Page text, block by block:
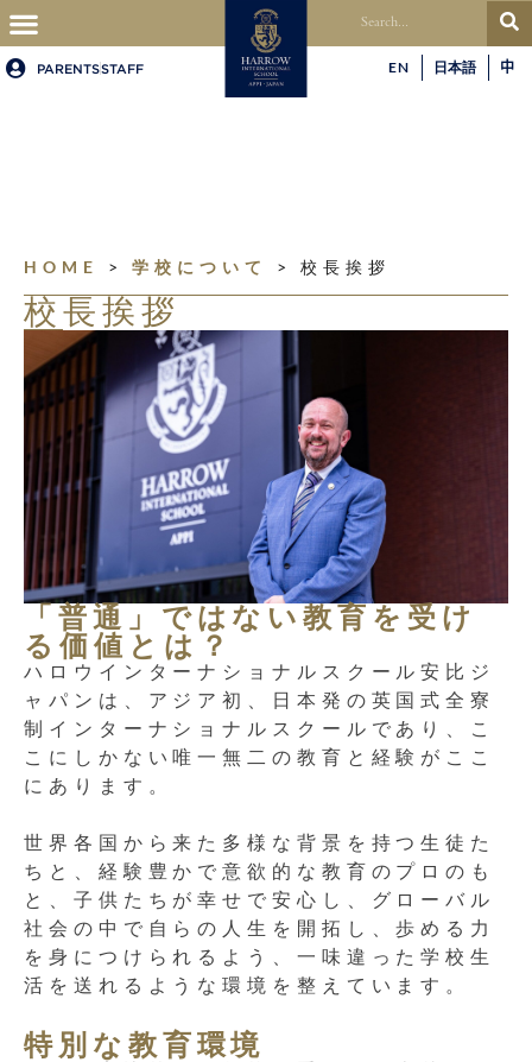
PARENTSSTAFF EN 日本語 中
HOME >学校について >校長挨拶
校長挨拶
「普通」ではない教育を受け
る価値とは？
ハロウインターナショナルスクール安比ジ
ャパンは、アジア初、日本発の英国式全寮
制インターナショナルスクールであり、こ
こにしかない唯一無二の教育と経験がここ
にあります。
世界各国から来た多様な背景を持つ生徒た
ちと、経験豊かで意欲的な教育のプロのも
と、子供たちが幸せで安心し、グローバル
社会の中で自らの人生を開拓し、歩める力
を身につけられるよう、一味違った学校生
活を送れるような環境を整えています。
特別な教育環境